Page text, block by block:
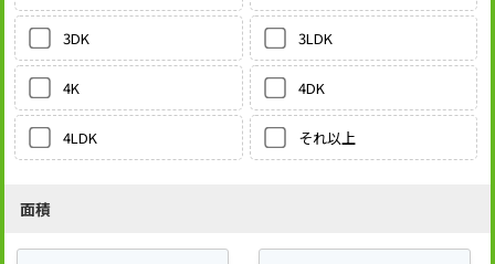
3DK 3LDK
4K 4DK
4LDK それ以上
面積